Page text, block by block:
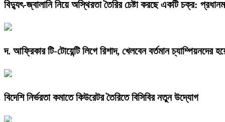
বিদ্যুৎ-জ্বালানি নিয়ে অস্থিরতা তৈরির চেষ্টা করছে একটি চক্র:
দ. আফ্রিকার টি-টোয়েন্টি লিগে রিশাদ, খেলবেন বর্তমান চ্যাম্পিয়নদের
বিদেশি নির্ভরতা কমাতে কিউরেটর তৈরিতে বিসিবির নতুন উদ্যোগ